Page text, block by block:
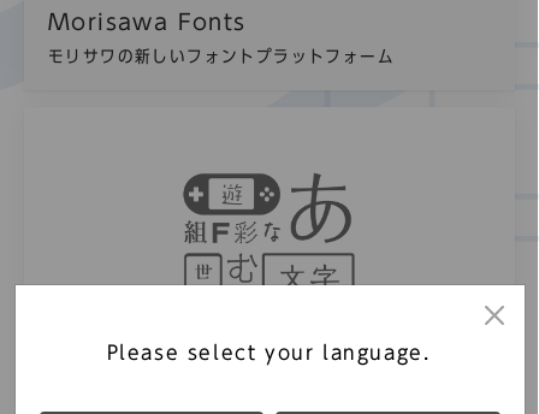
Morisawa Fonts
モリサワの新しいフォントプラットフォーム
Please select your language.